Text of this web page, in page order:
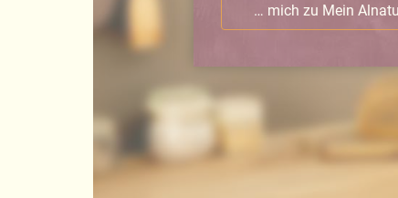
… mich zu Mein